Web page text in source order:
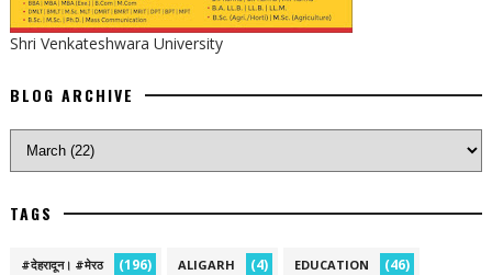
Shri Venkateshwara University
BLOG ARCHIVE
TAGS
#देहरादून। #मेरठ (196) ALIGARH (4) EDUCATION (46)